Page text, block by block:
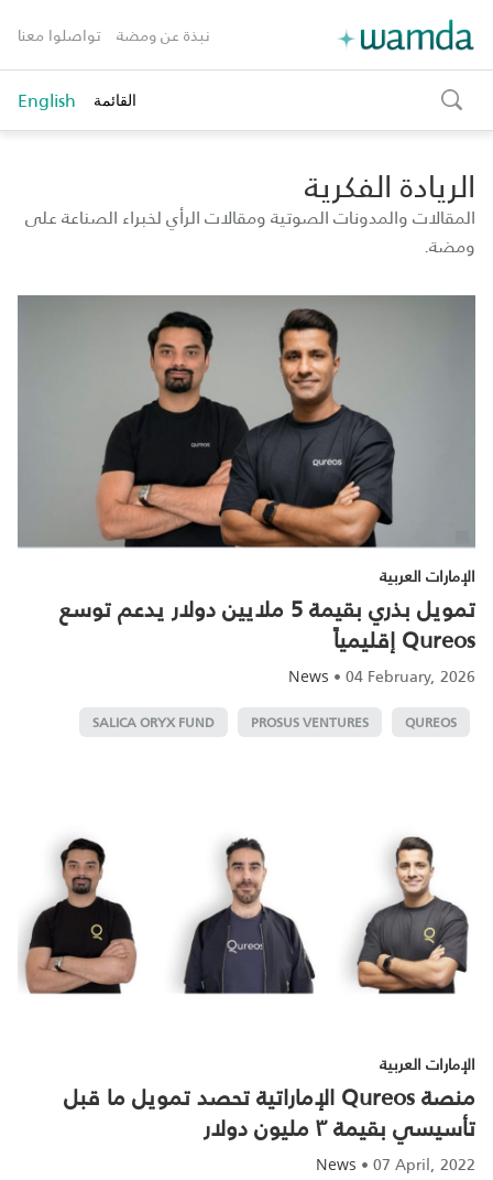
نبذة عن ومضة تواصلوا معنا
toggle
search
القائمة English
الريادة الفكرية
المقالات والمدونات الصوتية ومقالات الرأي لخبراء الصناعة على
ومضة.
الإمارات العربية
تمويل بذري بقيمة 5 ملايين دولار يدعم توسع
Qureos إقليمياً
News •04 February, 2026
QUREOS
PROSUS VENTURES
SALICA ORYX FUND
الإمارات العربية
منصة Qureos الإماراتية تحصد تمويل ما قبل
تأسيسي بقيمة ٣ مليون دولار
News •07 April, 2022